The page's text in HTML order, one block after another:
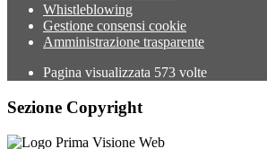
Whistleblowing
Gestione consensi cookie
Amministrazione trasparente
Pagina visualizzata 573 volte
Sezione Copyright